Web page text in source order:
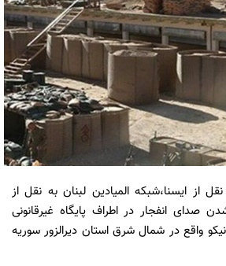
از ایسنا،شبکه المیادین لبنان به نقل از
صدای انفجار در اطراف پایگاه غیرقانونی
واقع در شمال شرق استان دیرالزور سوریه